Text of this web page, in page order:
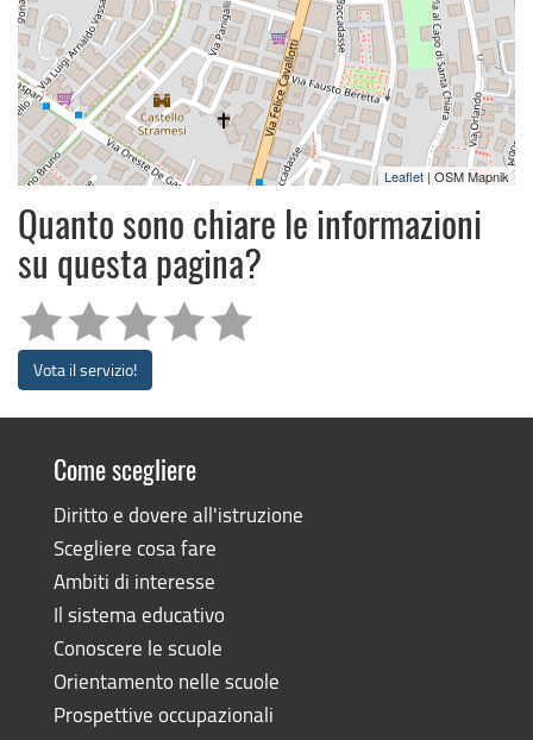
Leaflet | OSM Mapnik
Quanto sono chiare le informazioni
su questa pagina?
Vota il servizio!
Come scegliere
Diritto e dovere all'istruzione
Scegliere cosa fare
Ambiti di interesse
Il sistema educativo
Conoscere le scuole
Orientamento nelle scuole
Prospettive occupazionali